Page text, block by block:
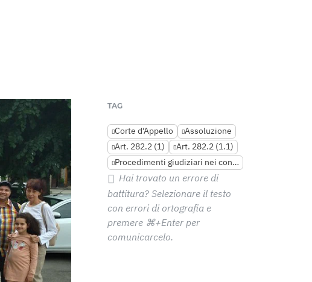
TAG
Corte d'Appello
Assoluzione
Art. 282.2 (1)
Art. 282.2 (1.1)
Procedimenti giudiziari nei confronti di diversi membri della famiglia
Hai trovato un errore di
battitura? Selezionare il testo
con errori di ortografia e
premere ⌘+Enter per
comunicarcelo.